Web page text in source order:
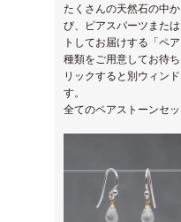
たくさんの天然石の中
び、ピアスパーツまた
トしてお届けする「ペ
種類をご用意してお待
リックすると別ウィン
す。
全てのペアストーンセ